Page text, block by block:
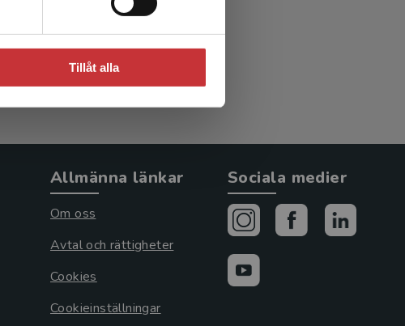
Tillåt alla
Allmänna länkar
Om oss
Avtal och rättigheter
Cookies
Cookieinställningar
Sociala medier